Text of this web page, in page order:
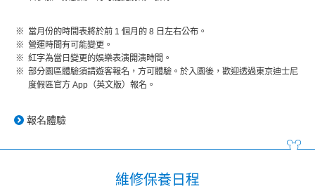
當月份的時間表將於前 1 個月的 8 日左右公布。
營運時間有可能變更。
紅字為當日變更的娛樂表演開演時間。
部分園區體驗須請遊客報名，方可體驗。於入園後，歡迎透過東京迪士尼
度假區官方 App（英文版）報名。
報名體驗
維修保養日程